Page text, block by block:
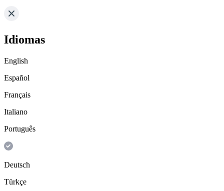
Idiomas
English
Español
Français
Italiano
Português
Deutsch
Türkçe